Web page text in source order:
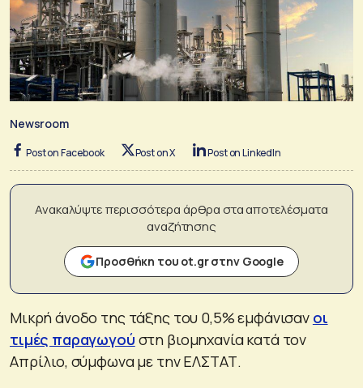
Newsroom
Post on Facebook Post on X Post on LinkedIn
Ανακαλύψτε περισσότερα άρθρα στα αποτελέσματα
αναζήτησης
Προσθήκη του ot.gr στην Google
Μικρή άνοδο της τάξης του 0,5% εμφάνισαν οι
τιμές παραγωγού στη βιομηχανία κατά τον
Απρίλιο, σύμφωνα με την ΕΛΣΤΑΤ.